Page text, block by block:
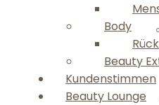
Body
Beauty
Kundenstimmen
Beauty Lounge